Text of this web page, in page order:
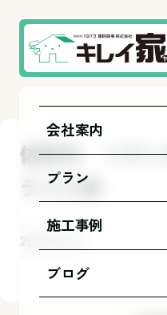
会社案内
プラン
施工事例
ブログ
佐野市 ベラン
ライ工事